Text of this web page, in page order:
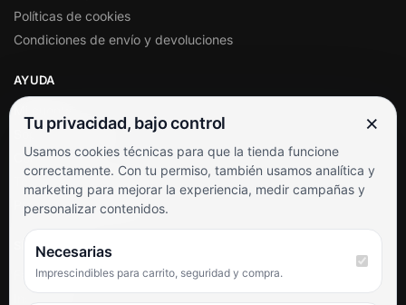
Políticas de cookies
Condiciones de envío y devoluciones
AYUDA
Soporte al cliente
Contacto
Términos y condiciones
Preguntas frecuentes
SÍGUENOS
Facebook
Tu privacidad, bajo control ×
Usamos cookies técnicas para que la tienda funcione
correctamente. Con tu permiso, también usamos analítica y
marketing para mejorar la experiencia, medir campañas y
personalizar contenidos.
Necesarias
Imprescindibles para carrito, seguridad y compra.